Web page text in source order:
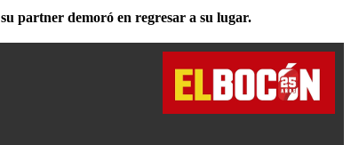
su partner demoró en regresar a su lugar.